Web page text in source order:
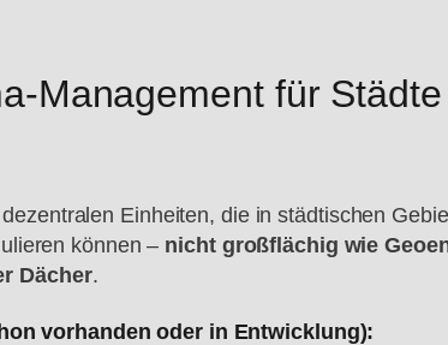
Management für Städte
Einheiten, die in städtischen
können – nicht großflächig wie
Dächer.
vorhanden oder in Entwicklung):